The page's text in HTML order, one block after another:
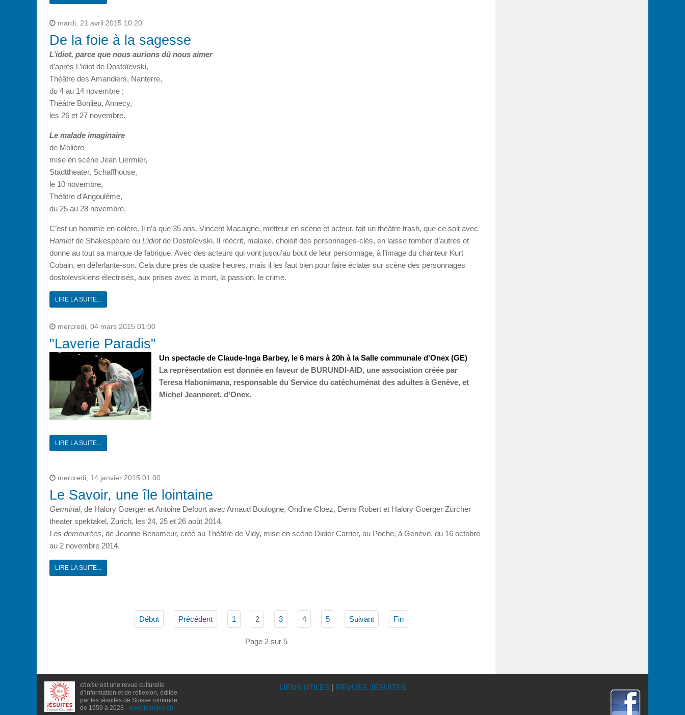
mardi, 21 avril 2015 10:20
De la foie à la sagesse
L’idiot, parce que nous aurions dû nous aimer
d’après L’idiot de Dostoïevski,
Théâtre des Amandiers, Nanterre,
du 4 au 14 novembre ;
Théâtre Bonlieu, Annecy,
les 26 et 27 novembre.
Le malade imaginaire
de Molière
mise en scène Jean Liermier,
Stadttheater, Schaffhouse,
le 10 novembre,
Théâtre d’Angoulême,
du 25 au 28 novembre.
C’est un homme en colère. Il n’a que 35 ans. Vincent Macaigne, metteur en scène et acteur, fait un théâtre trash, que ce soit avec
Hamletde Shakespeare ou L’idiotde Dostoïevski. Il réécrit, malaxe, choisit des personnages-clés, en laisse tomber d’autres et
donne au tout sa marque de fabrique. Avec des acteurs qui vont jusqu’au bout de leur personnage, à l’image du chanteur Kurt
Cobain, en déferlante-son. Cela dure près de quatre heures, mais il les faut bien pour faire éclater sur scène des personnages
dostoïevskiens électrisés, aux prises avec la mort, la passion, le crime.
LIRE LA SUITE...
mercredi, 04 mars 2015 01:00
"Laverie Paradis"
Un spectacle de Claude-Inga Barbey, le 6 mars à 20h à la Salle communale d'Onex (GE)
La représentation est donnée en faveur de BURUNDI-AID, une association créée par
Teresa Habonimana, responsable du Service du catéchuménat des adultes à Genève, et
Michel Jeanneret, d'Onex.
LIRE LA SUITE...
mercredi, 14 janvier 2015 01:00
Le Savoir, une île lointaine
Germinal, de Halory Goerger et Antoine Defoort avec Arnaud Boulogne, Ondine Cloez, Denis Robert et Halory Goerger Zürcher
theater spektakel, Zurich, les 24, 25 et 26 août 2014.
Les demeurées, de Jeanne Benameur, créé au Théâtre de Vidy, mise en scène Didier Carrier, au Poche, à Genève, du 16 octobre
au 2 novembre 2014.
LIRE LA SUITE...
Début Précédent 1 2 3 4 5 Suivant Fin
Page 2 sur 5
choisirest une revue culturelle
d’information et de réflexion, éditée
par les jésuites de Suisse romande
de 1959 à 2023 - www.jesuites.ch
LIENS UTILES| REVUES JÉSUITES